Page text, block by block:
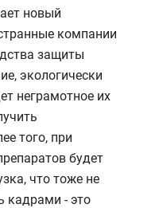
новый
компании
защиты
экологически
неграмотное их
того, при
будет
что тоже не
кадрами - это